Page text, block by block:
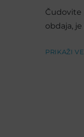
Čudovite
obdaja,
PRIKAŽI